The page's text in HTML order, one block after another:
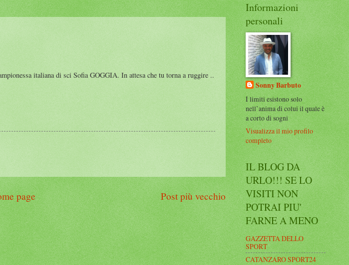
italiana di sci Sofia GOGGIA. In attesa che tu torna a ruggire ..
Post più vecchio
page
Informazioni
personali
Sonny Barbuto
I limiti esistono solo
nell’anima di colui il quale è
a corto di sogni
Visualizza il mio profilo
completo
IL BLOG DA
URLO!!! SE LO
VISITI NON
POTRAI PIU'
FARNE A MENO
GAZZETTA DELLO
SPORT
CATANZARO SPORT24